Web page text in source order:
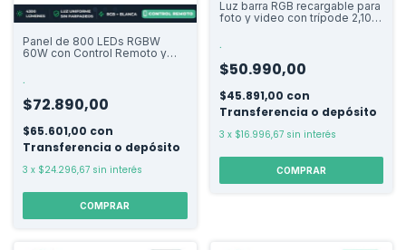
Panel de 800 LEDs RGBW
60W con Control Remoto y
.
$72.890,00
$65.601,00 con
Transferencia o depósito
3 x $24.296,67 sin interés
Luz barra RGB recargable para
foto y video con trípode 2,10
.
$50.990,00
$45.891,00 con
Transferencia o depósito
3 x $16.996,67 sin interés